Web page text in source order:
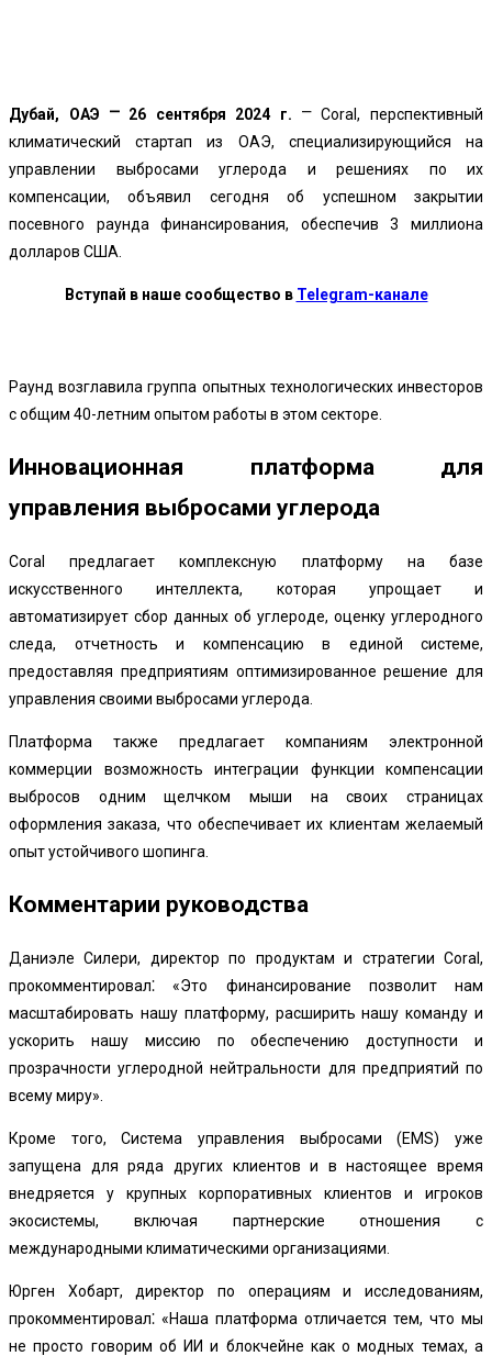
Дубай, ОАЭ ⎻ 26 сентября 2024 г. ⎻ Coral, перспективный
климатический стартап из ОАЭ, специализирующийся на
управлении выбросами углерода и решениях по их
компенсации, объявил сегодня об успешном закрытии
посевного раунда финансирования, обеспечив 3 миллиона
долларов США.
Вступай в наше сообщество в Telegram-канале
Раунд возглавила группа опытных технологических инвесторов
с общим 40-летним опытом работы в этом секторе.
Инновационная платформа для
управления выбросами углерода
Coral предлагает комплексную платформу на базе
искусственного интеллекта, которая упрощает и
автоматизирует сбор данных об углероде, оценку углеродного
следа, отчетность и компенсацию в единой системе,
предоставляя предприятиям оптимизированное решение для
управления своими выбросами углерода.
Платформа также предлагает компаниям электронной
коммерции возможность интеграции функции компенсации
выбросов одним щелчком мыши на своих страницах
оформления заказа, что обеспечивает их клиентам желаемый
опыт устойчивого шопинга.
Комментарии руководства
Даниэле Силери, директор по продуктам и стратегии Coral,
прокомментировал⁚ «Это финансирование позволит нам
масштабировать нашу платформу, расширить нашу команду и
ускорить нашу миссию по обеспечению доступности и
прозрачности углеродной нейтральности для предприятий по
всему миру».
Кроме того, Система управления выбросами (EMS) уже
запущена для ряда других клиентов и в настоящее время
внедряется у крупных корпоративных клиентов и игроков
экосистемы, включая партнерские отношения с
международными климатическими организациями.
Юрген Хобарт, директор по операциям и исследованиям,
прокомментировал⁚ «Наша платформа отличается тем, что мы
не просто говорим об ИИ и блокчейне как о модных темах, а